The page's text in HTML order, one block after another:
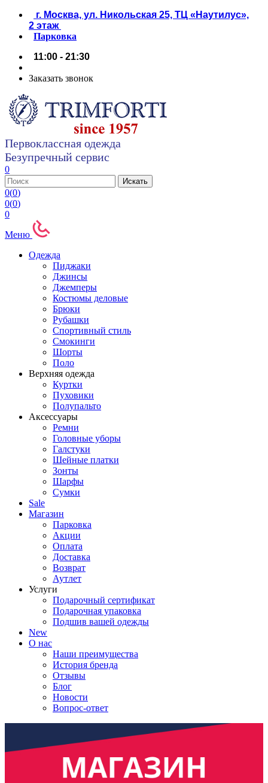
г. Москва, ул. Никольская 25, ТЦ «Наутилус»,
2 этаж
Парковка
11:00 - 21:30
Заказать звонок
Первоклассная одежда
Безупречный сервис
0
0(0)
0(0)
0
Меню
Одежда
Пиджаки
Джинсы
Джемперы
Костюмы деловые
Брюки
Рубашки
Спортивный стиль
Смокинги
Шорты
Поло
Верхняя одежда
Куртки
Пуховики
Полупальто
Аксессуары
Ремни
Головные уборы
Галстуки
Шейные платки
Зонты
Шарфы
Сумки
Sale
Магазин
Парковка
Акции
Оплата
Доставка
Возврат
Аутлет
Услуги
Подарочный сертификат
Подарочная упаковка
Подшив вашей одежды
New
О нас
Наши преимущества
История бренда
Отзывы
Блог
Новости
Вопрос-ответ